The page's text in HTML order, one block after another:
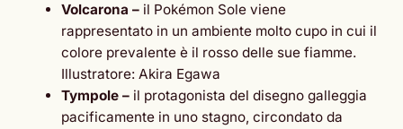
Volcarona – il Pokémon Sole viene
rappresentato in un ambiente molto cupo in cui il
colore prevalente è il rosso delle sue fiamme.
Illustratore: Akira Egawa
Tympole – il protagonista del disegno galleggia
pacificamente in uno stagno, circondato da